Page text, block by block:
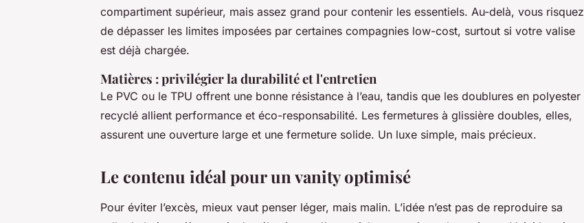
compartiment supérieur, mais assez grand pour contenir les essentiels. Au-delà, vous risquez
de dépasser les limites imposées par certaines compagnies low-cost, surtout si votre valise
est déjà chargée.
Matières : privilégier la durabilité et l'entretien
Le PVC ou le TPU offrent une bonne résistance à l’eau, tandis que les doublures en polyester
recyclé allient performance et éco-responsabilité. Les fermetures à glissière doubles, elles,
assurent une ouverture large et une fermeture solide. Un luxe simple, mais précieux.
Le contenu idéal pour un vanity optimisé
Pour éviter l’excès, mieux vaut penser léger, mais malin. L’idée n’est pas de reproduire sa